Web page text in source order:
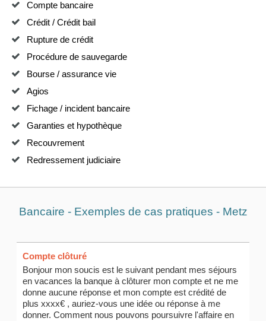
Compte bancaire
Crédit / Crédit bail
Rupture de crédit
Procédure de sauvegarde
Bourse / assurance vie
Agios
Fichage / incident bancaire
Garanties et hypothèque
Recouvrement
Redressement judiciaire
Bancaire - Exemples de cas pratiques - Metz
Compte clôturé
Bonjour mon soucis est le suivant pendant mes séjours
en vacances la banque à clôturer mon compte et ne me
donne aucune réponse et mon compte est crédité de
plus xxxx€ , auriez-vous une idée ou réponse à me
donner. Comment nous pouvons poursuivre l'affaire en